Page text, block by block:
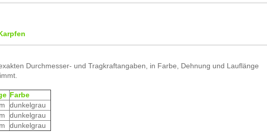
Durchmesser- und Tragkraftangaben, in Farbe, Dehnung und Lauflänge
Farbe
dunkelgrau
dunkelgrau
dunkelgrau